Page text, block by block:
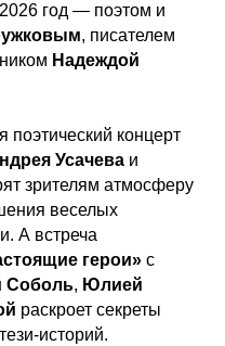
год — поэтом и
, писателем
Надеждой
поэтический концерт
Усачева и
зрителям атмосферу
веселых
А встреча
герои» с
Соболь, Юлией
раскроет секреты
историй.